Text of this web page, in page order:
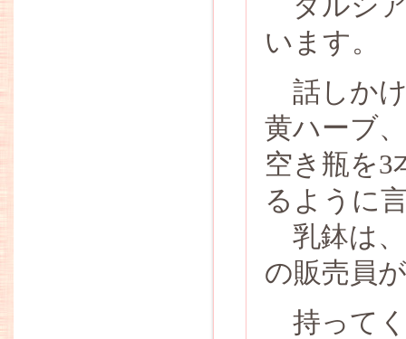
います。
話しか
黄ハーブ
空き瓶を3
るように
乳鉢は
の販売員
持って